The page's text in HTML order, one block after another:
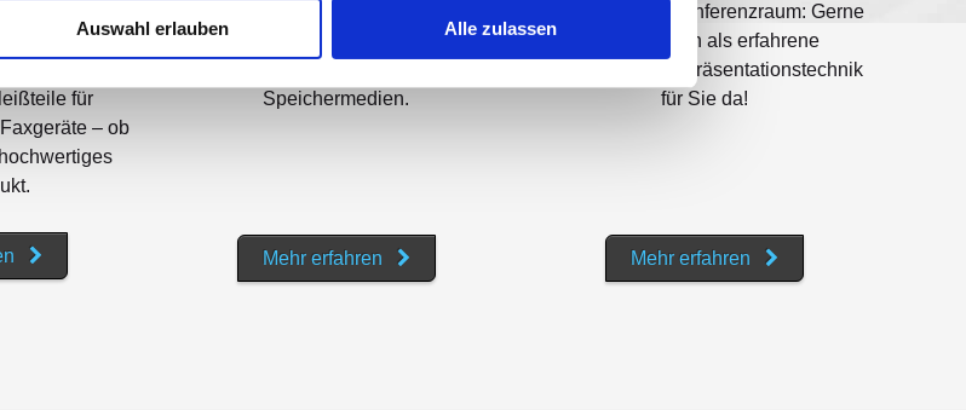
Auswahl erlauben Alle zulassen
für
– ob
Bereich EDV-Zubehör finden Sie bei
Speichermedien.
Mehr erfahren
ausgestatteter Konferenzraum: Gerne
sind wir auch als erfahrene
Spezialisten für Präsentationstechnik
für Sie da!
Mehr erfahren